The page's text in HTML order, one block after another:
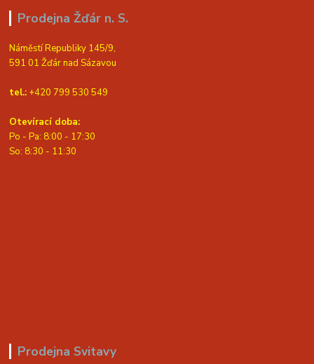
Prodejna Žďár n. S.
Náměstí Republiky 145/9,
591 01 Žďár nad Sázavou
tel.: +420 799 530 549
Otevírací doba:
Po - Pa: 8:00 - 17:30
So: 8:30 - 11:30
Prodejna Svitavy